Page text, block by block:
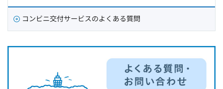
コンビニ交付サービスのよくある質問